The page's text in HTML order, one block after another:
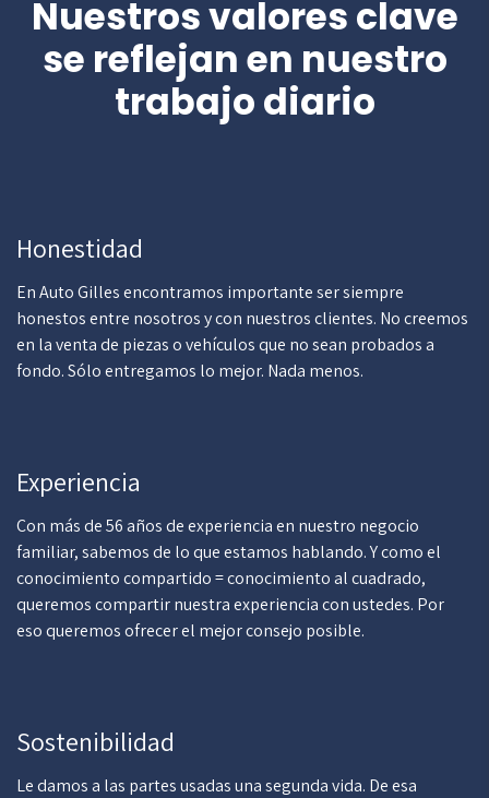
Nuestros valores clave
se reflejan en nuestro
trabajo diario
Honestidad
En Auto Gilles encontramos importante ser siempre
honestos entre nosotros y con nuestros clientes. No creemos
en la venta de piezas o vehículos que no sean probados a
fondo. Sólo entregamos lo mejor. Nada menos.
Experiencia
Con más de 56 años de experiencia en nuestro negocio
familiar, sabemos de lo que estamos hablando. Y como el
conocimiento compartido = conocimiento al cuadrado,
queremos compartir nuestra experiencia con ustedes. Por
eso queremos ofrecer el mejor consejo posible.
Sostenibilidad
Le damos a las partes usadas una segunda vida. De esa